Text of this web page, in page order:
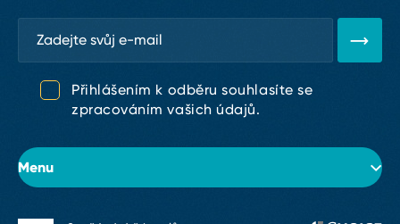
Menu
Přihlášením k odběru souhlasíte se
zpracováním vašich údajů.